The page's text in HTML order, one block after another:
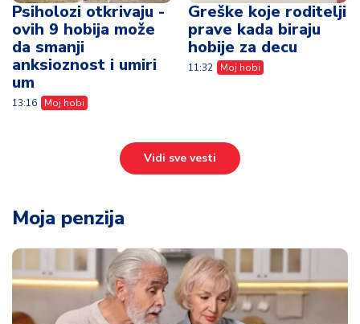
Psiholozi otkrivaju -
ovih 9 hobija može
da smanji
anksioznost i umiri
um
13:16 Moj hobi
Greške koje roditelji
prave kada biraju
hobije za decu
11:32 Moj hobi
Vidi sve vesti
Moja penzija